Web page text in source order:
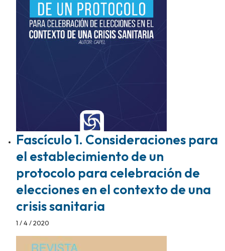
Fascículo 1. Consideraciones para
el establecimiento de un
protocolo para celebración de
elecciones en el contexto de una
crisis sanitaria
1 / 4 / 2020